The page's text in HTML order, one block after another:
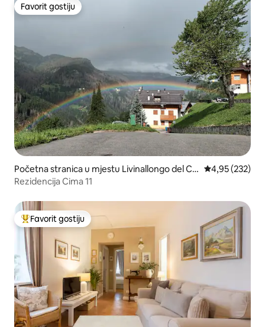
Favorit gostiju
Favorit gostiju
Početna stranica u mjestu Livinallongo del Col
di Lana
prosječna
4,95 (232)
Rezidencija Cima 11
Glavni favorit gostiju
Favorit gostiju